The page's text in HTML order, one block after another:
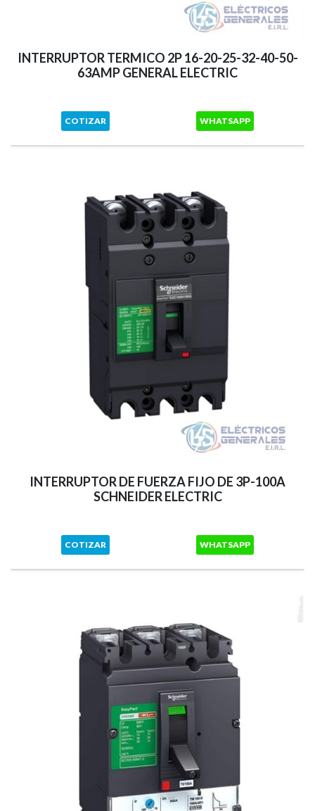
INTERRUPTOR TERMICO 2P 16-20-25-32-40-50-
63AMP GENERAL ELECTRIC
COTIZAR WHATSAPP
INTERRUPTOR DE FUERZA FIJO DE 3P-100A
SCHNEIDER ELECTRIC
COTIZAR WHATSAPP